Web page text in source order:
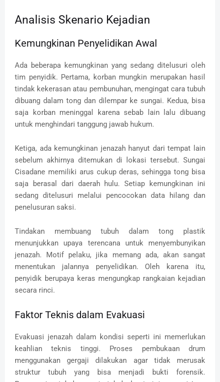
Analisis Skenario Kejadian
Kemungkinan Penyelidikan Awal
Ada beberapa kemungkinan yang sedang ditelusuri oleh
tim penyidik. Pertama, korban mungkin merupakan hasil
tindak kekerasan atau pembunuhan, mengingat cara tubuh
dibuang dalam tong dan dilempar ke sungai. Kedua, bisa
saja korban meninggal karena sebab lain lalu dibuang
untuk menghindari tanggung jawab hukum.
Ketiga, ada kemungkinan jenazah hanyut dari tempat lain
sebelum akhirnya ditemukan di lokasi tersebut. Sungai
Cisadane memiliki arus cukup deras, sehingga tong bisa
saja berasal dari daerah hulu. Setiap kemungkinan ini
sedang ditelusuri melalui pencocokan data hilang dan
penelusuran saksi.
Tindakan membuang tubuh dalam tong plastik
menunjukkan upaya terencana untuk menyembunyikan
jenazah. Motif pelaku, jika memang ada, akan sangat
menentukan jalannya penyelidikan. Oleh karena itu,
penyidik berupaya keras mengungkap rangkaian kejadian
secara rinci.
Faktor Teknis dalam Evakuasi
Evakuasi jenazah dalam kondisi seperti ini memerlukan
keahlian teknis tinggi. Proses pembukaan drum
menggunakan gergaji dilakukan agar tidak merusak
struktur tubuh yang bisa menjadi bukti forensik.